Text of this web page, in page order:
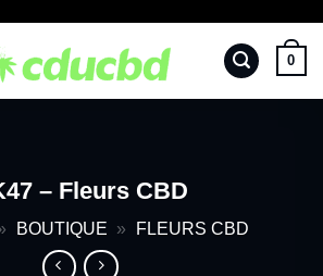
0
– Fleurs CBD
BOUTIQUE » FLEURS CBD